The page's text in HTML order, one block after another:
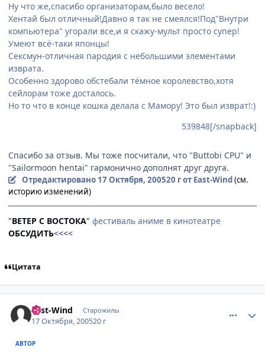
Ну что же,спасибо организаторам,было весело!
Хентай был отличный!Давно я так не смеялся!Под"Внутри
компьютера" угорали все,и я скажу-мульт просто супер!
Умеют всё-таки японцы!
Сексмун-отличная пародия с небольшими элементами
изврата.
Особенно здорово обстебали тёмное королевство,хотя
сейлорам тоже досталось.
Но то что в конце кошка делала с Мамору! Это был изврат!:)
539848[/snapback]
Спасибо за отзыв. Мы тоже посчитали, что "Buttobi CPU" и
"Sailormoon hentai" гармонично дополнят друг друга.
Отредактировано 17 Октября, 200520 гот East-Wind(см.
историю изменений)
"ВЕТЕР С ВОСТОКА" фестиваль аниме в кинотеатре
ОБСУДИТЬ<<<<
Цитата
East-Wind Старожилы
17 Октября, 200520 г
АВТОР